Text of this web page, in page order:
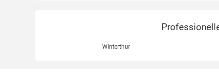
Winterthur